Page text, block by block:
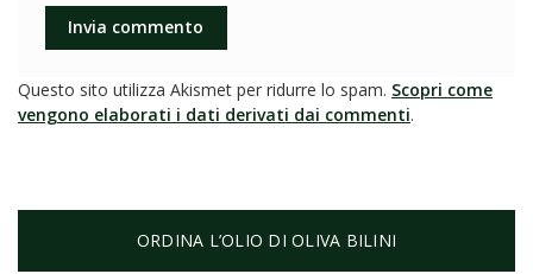
Questo sito utilizza Akismet per ridurre lo spam. Scopri come
vengono elaborati i dati derivati dai commenti.
ORDINA L’OLIO DI OLIVA BILINI